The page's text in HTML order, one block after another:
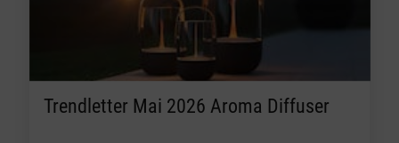
Trendletter Mai 2026 Aroma Diffuser